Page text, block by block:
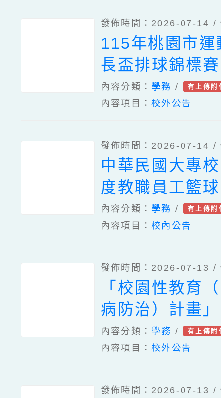
發佈時間：2026-07-14 /
115年桃園市
長盃排球錦標賽
內容分類： 學務 / 有上傳附
內容項目： 校外公告
發佈時間：2026-07-14 /
中華民國大專
度教職員工籃
內容分類： 學務 / 有上傳附
內容項目： 校內公告
發佈時間：2026-07-13 /
「校園性教育
病防治）計畫
『全面性教育
活動」
內容分類： 學務 / 有上傳附
內容項目： 校外公告
發佈時間：2026-07-13 /